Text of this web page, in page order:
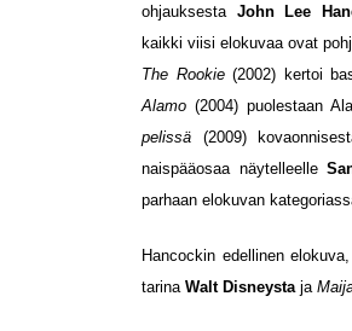
ohjauksesta John Lee
kaikki viisi elokuvaa ovat
The Rookie(2002) kertoi
Alamo (2004) puolestaan
pelissä (2009)
naispääosaa näytelleelle
parhaan elokuvan
Hancockin edellinen elokuva,
tarina Walt Disneysta ja